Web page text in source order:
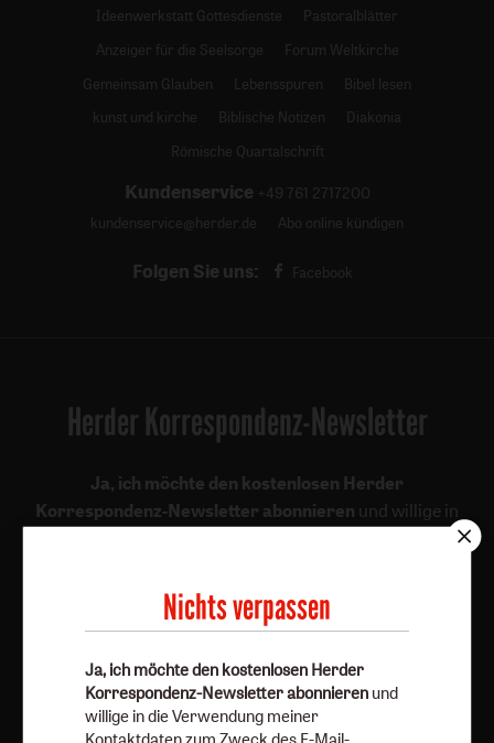
Ideenwerkstatt Gottesdienste
Pastoralblätter
Anzeiger für die Seelsorge
Forum Weltkirche
Gemeinsam Glauben
Lebensspuren
Bibel lesen
kunst und kirche
Biblische Notizen
Diakonia
Römische Quartalschrift
Kundenservice +49 761 2717200
kundenservice@herder.de
Abo online kündigen
Folgen Sie uns: Facebook
Herder Korrespondenz-Newsletter
Ja, ich möchte den kostenlosen Herder
Korrespondenz-Newsletter abonnieren und willige in
die Verwendung meiner Kontaktdaten zum Zweck des E-
Newsletter oder die E-Mail-Werbung kann ich jederzeit
abbestellen.
Nutzungsverhalten in Newsletter und E-Mail-Werbung
erfasst und ausgewertet wird, um die Inhalte besser auf
meine Interessen auszurichten. Über einen Link in
Nichts verpassen
Ja, ich möchte den kostenlosen Herder
Korrespondenz-Newsletter abonnieren und
willige in die Verwendung meiner